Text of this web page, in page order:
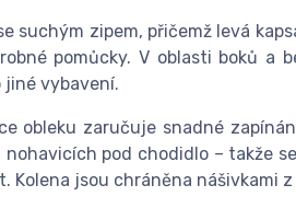
suchým zipem, přičemž levá
pomůcky. V oblasti boků a
jiné vybavení.
obleku zaručuje snadné
pod chodidlo – takže
Kolena jsou chráněna nášivkami